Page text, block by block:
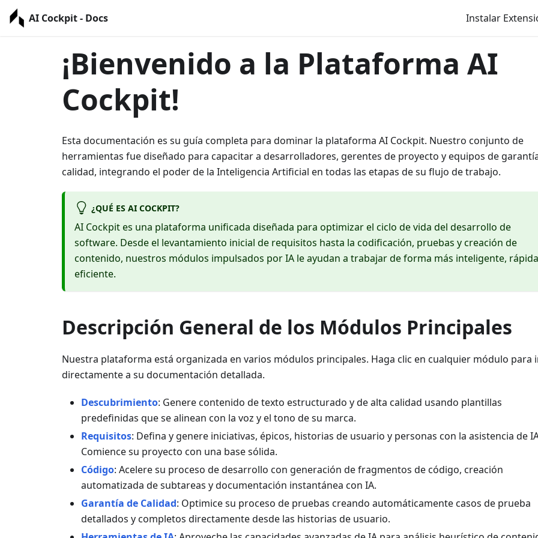
AI Cockpit - Docs Instalar
¡Bienvenido a la Plataforma AI
Cockpit!
Esta documentación es su guía completa para dominar la plataforma AI Cockpit. Nuestro conjunto de
herramientas fue diseñado para capacitar a desarrolladores, gerentes de proyecto y equipos de
calidad, integrando el poder de la Inteligencia Artificial en todas las etapas de su flujo de trabajo.
¿QUÉ ES AI COCKPIT?
AI Cockpit es una plataforma unificada diseñada para optimizar el ciclo de vida del desarrollo de
software. Desde el levantamiento inicial de requisitos hasta la codificación, pruebas y creación de
contenido, nuestros módulos impulsados por IA le ayudan a trabajar de forma más inteligente,
eficiente.
Descripción General de los Módulos Principales
Nuestra plataforma está organizada en varios módulos principales. Haga clic en cualquier módulo para
directamente a su documentación detallada.
Descubrimiento: Genere contenido de texto estructurado y de alta calidad usando plantillas
predefinidas que se alinean con la voz y el tono de su marca.
Requisitos: Defina y genere iniciativas, épicos, historias de usuario y personas con la asistencia de
Comience su proyecto con una base sólida.
Código: Acelere su proceso de desarrollo con generación de fragmentos de código, creación
automatizada de subtareas y documentación instantánea con IA.
Garantía de Calidad: Optimice su proceso de pruebas creando automáticamente casos de prueba
detallados y completos directamente desde las historias de usuario.